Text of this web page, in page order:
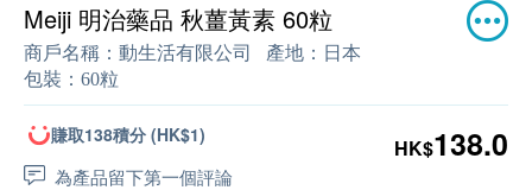
Meiji 明治藥品 秋薑黃素 60粒
商戶名稱： 動生活有限公司 產地： 日本
包裝： 60粒
賺取138積分 (HK$1)
為產品留下第一個評論
HK$138.0